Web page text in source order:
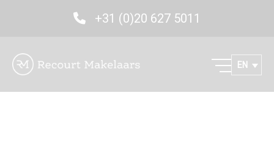
+31 (0)20 627 5011
EN